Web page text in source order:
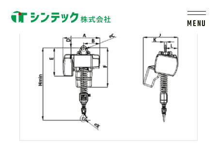
MENU
トップ
シンテックについて
製品一覧
servo1